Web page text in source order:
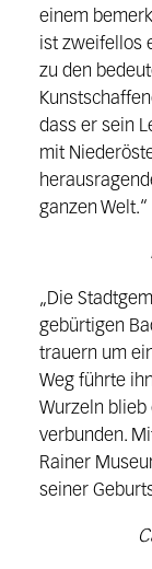
einem
ist zweifellos
zu den
dass er sein
mit
ganzen Welt.“
„Die
gebürtigen
trauern um
Weg führte
Wurzeln blieb
verbunden.
Rainer
seiner